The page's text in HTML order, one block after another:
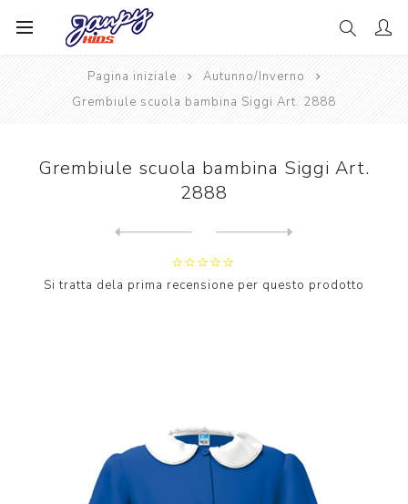
Pagina iniziale
Autunno/Inverno
Grembiule scuola bambina Siggi Art. 2888
Grembiule scuola bambina Siggi Art.
2888
Si tratta dela prima recensione per questo prodotto